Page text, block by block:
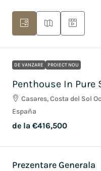
DE VANZARE PROIECT NOU
Penthouse In Pure
Casares, Costa del Sol
España
de la €416,500
Prezentare Generala